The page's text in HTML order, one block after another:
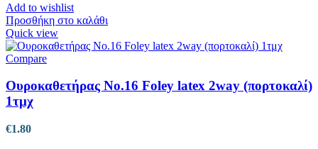
Add to wishlist
Προσθήκη στο καλάθι
Quick view
Compare
Ουροκαθετήρας No.16 Foley latex 2way (πορτοκαλί)
1τμχ
€1.80